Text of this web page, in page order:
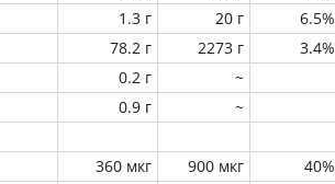
1.3 г 20 г 6.5%
78.2 г 2273 г 3.4%
0.2 г
~
0.9 г ~
360 мкг 900 мкг 40%